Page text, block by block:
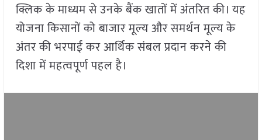
क्लिक के माध्यम से उनके बैंक खातों में अंतरित की। यह
योजना किसानों को बाजार मूल्य और समर्थन मूल्य के
अंतर की भरपाई कर आर्थिक संबल प्रदान करने की
दिशा में महत्वपूर्ण पहल है।